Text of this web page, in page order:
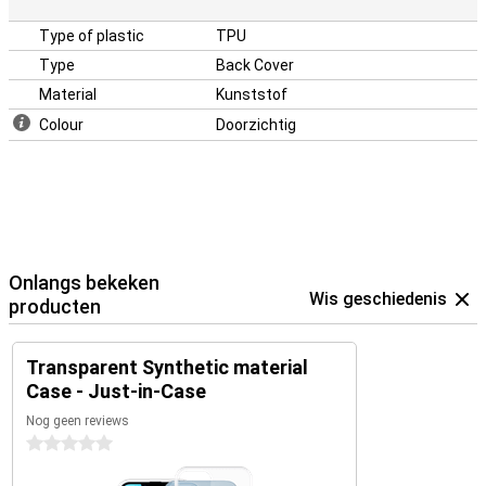
Type of plastic
TPU
Type
Back Cover
Material
Kunststof
Colour
Doorzichtig
Onlangs bekeken
producten
Wis geschiedenis
Transparent Synthetic material
Case - Just-in-Case
Nog geen reviews
0 sterren